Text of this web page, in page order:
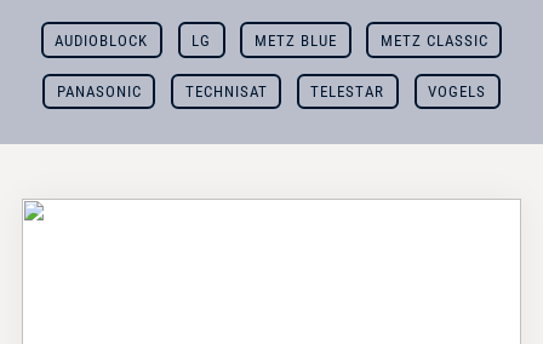
AUDIOBLOCK LG METZ BLUE METZ CLASSIC
PANASONIC TECHNISAT TELESTAR VOGELS